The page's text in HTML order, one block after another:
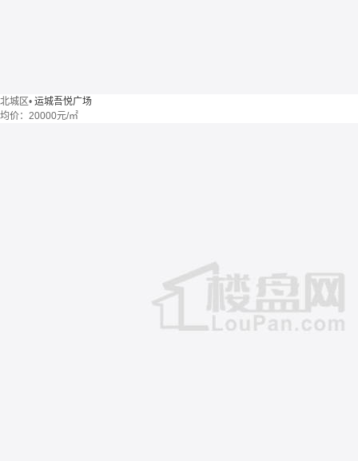
北城区• 运城吾悦广场
均价： 20000元/㎡